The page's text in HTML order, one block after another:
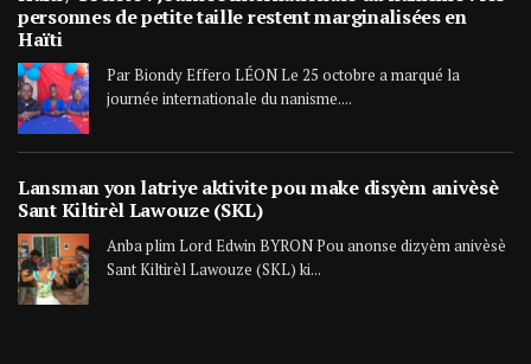
personnes de petite taille restent marginalisées en
Haïti
Par Biondy Effero LÉON Le 25 octobre a marqué la
journée internationale du nanisme....
Lansman yon latriye aktivite pou make disyèm anivèsè
Sant Kiltirèl Lawouze (SKL)
Anba plim Lord Edwin BYRON Pou anonse dizyèm anivèsè
Sant Kiltirèl Lawouze (SKL) ki...